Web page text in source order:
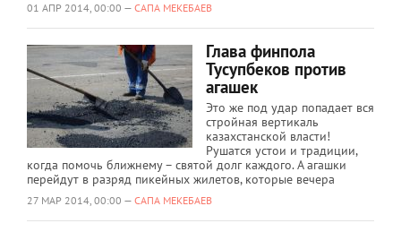
01 АПР 2014, 00:00 — САПА МЕКЕБАЕВ
Глава финпола
Тусупбеков против
агашек
Это же под удар попадает вся
стройная вертикаль
казахстанской власти!
Рушатся устои и традиции,
когда помочь ближнему – святой долг каждого. А агашки
перейдут в разряд пикейных жилетов, которые вечера
27 МАР 2014, 00:00 — САПА МЕКЕБАЕВ